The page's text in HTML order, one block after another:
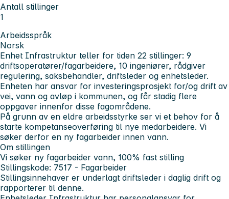
Antall stillinger
1
Arbeidsspråk
Norsk
Enhet Infrastruktur teller for tiden 22 stillinger: 9
driftsoperatører/fagarbeidere, 10 ingeniører, rådgiver
regulering, saksbehandler, driftsleder og enhetsleder.
Enheten har ansvar for investeringsprosjekt for/og drift av
vei, vann og avløp i kommunen, og får stadig flere
oppgaver innenfor disse fagområdene.
På grunn av en eldre arbeidsstyrke ser vi et behov for å
starte kompetanseoverføring til nye medarbeidere. Vi
søker derfor en ny fagarbeider innen vann.
Om stillingen
Vi søker ny fagarbeider vann, 100% fast stilling
Stillingskode: 7517 - Fagarbeider
Stillingsinnehaver er underlagt driftsleder i daglig drift og
rapporterer til denne.